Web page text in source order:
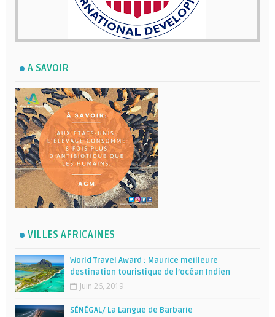
A SAVOIR
VILLES AFRICAINES
World Travel Award : Maurice meilleure
destination touristique de l’océan Indien
Juin 26, 2019
SÉNÉGAL/ La Langue de Barbarie